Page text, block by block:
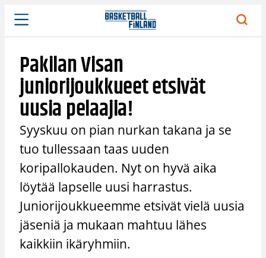
Siirry
sisältöön
Pakilan Visan
juniorijoukkueet etsivät
uusia pelaajia!
Syyskuu on pian nurkan takana ja se
tuo tullessaan taas uuden
koripallokauden. Nyt on hyvä aika
löytää lapselle uusi harrastus.
Juniorijoukkueemme etsivät vielä uusia
jäseniä ja mukaan mahtuu lähes
kaikkiin ikäryhmiin.